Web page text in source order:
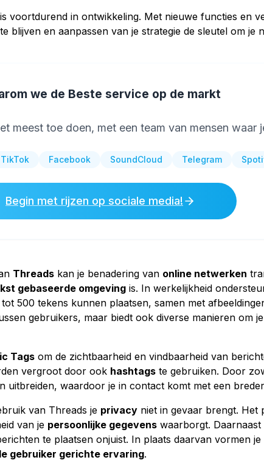
voortdurend in ontwikkeling. Met nieuwe functies en
blijven en aanpassen van je strategie de sleutel om je
we de Beste service op de markt
meest toe doen, met een team van mensen waar
TikTok Facebook SoundCloud Telegram
Begin met rijzen op sociale media!
Threads kan je benadering van online netwerken
gebaseerde omgeving is. In werkelijkheid
500 tekens kunnen plaatsen, samen met
gebruikers, maar biedt ook diverse manieren om
Tags om de zichtbaarheid en vindbaarheid van
vergroot door ook hashtags te gebruiken. Door
uitbreiden, waardoor je in contact komt met een
van Threads je privacy niet in gevaar brengt.
van je persoonlijke gegevens waarborgt. Daarnaast
te plaatsen onjuist. In plaats daarvan vormen
gebruiker gerichte ervaring.